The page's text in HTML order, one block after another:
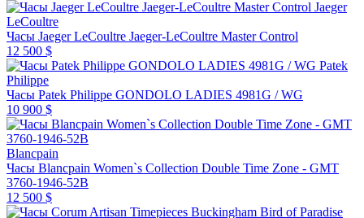
Jaeger
LeCoultre
Часы Jaeger LeCoultre Jaeger-LeCoultre Master Control
12 500 $
Patek
Philippe
Часы Patek Philippe GONDOLO LADIES 4981G / WG
10 900 $
Blancpain
Часы Blancpain Women`s Collection Double Time Zone - GMT
3760-1946-52B
12 500 $